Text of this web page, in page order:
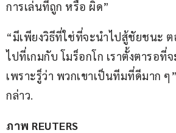
การเล่นที่ถูก หรือ ผิด”
“มีเพียงวิธีที่ใช่ที่จะนำไปสู้ชัยชนะ
ไปที่เกมกับ โมร็อกโก เราตั้งตารอที่
เพราะรู็ว่า พวกเขาเป็นทีมที่ดีมาก
กล่าว.
ภาพ REUTERS